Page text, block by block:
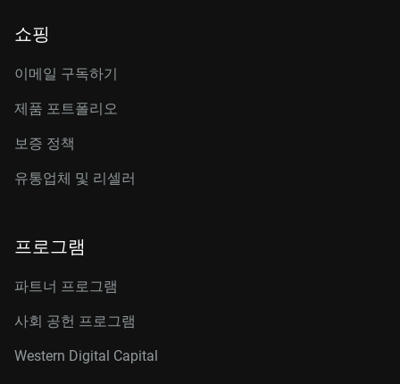
쇼핑
이메일 구독하기
제품 포트폴리오
보증 정책
유통업체 및 리셀러
프로그램
파트너 프로그램
사회 공헌 프로그램
Western Digital Capital